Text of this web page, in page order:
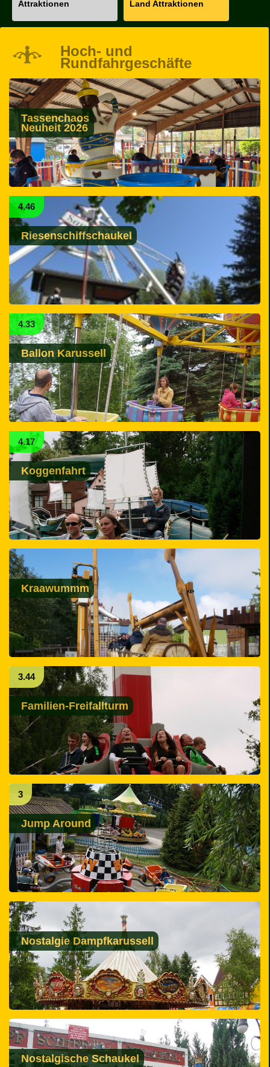
Attraktionen Land Attraktionen
Hoch- und
Rundfahrgeschäfte
Tassenchaos
Neuheit 2026
4.46
Riesenschiffschaukel
4.33
Ballon Karussell
4.17
Koggenfahrt
Kraawummm
3.44
Familien-Freifallturm
3
Jump Around
Nostalgie Dampfkarussell
Nostalgische Schaukel